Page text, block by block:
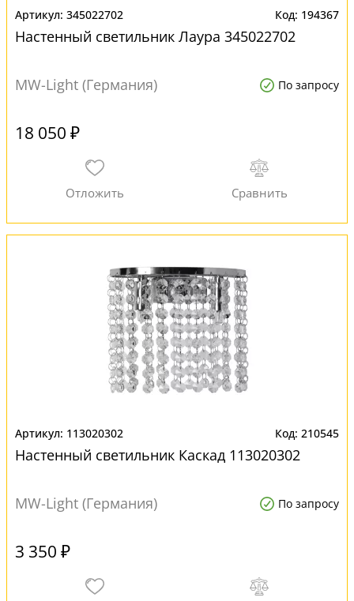
345022702 194367
Настенный светильник Лаура 345022702
MW-Light (Германия) По запросу
18 050 ₽
113020302 210545
Настенный светильник Каскад 113020302
MW-Light (Германия) По запросу
3 350 ₽